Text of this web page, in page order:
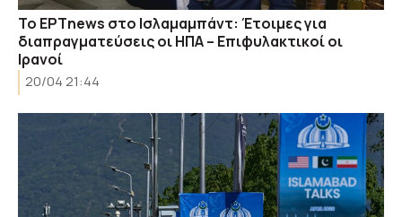
Το ΕΡΤnews στο Ισλαμαμπάντ: Έτοιμες για
διαπραγματεύσεις οι ΗΠΑ – Επιφυλακτικοί οι
Ιρανοί
20/04 21:44